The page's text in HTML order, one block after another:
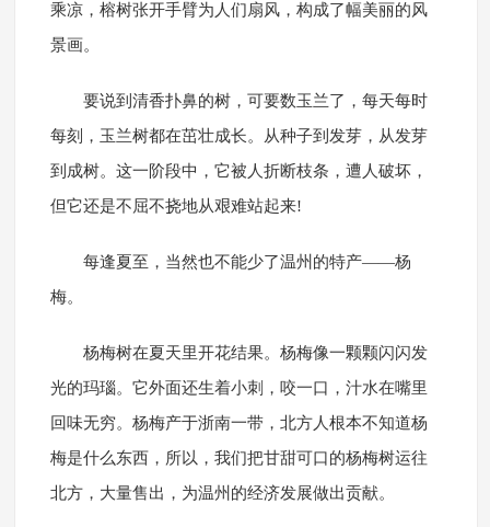
乘凉，榕树张开手臂为人们扇风，构成了幅美丽的风
景画。
要说到清香扑鼻的树，可要数玉兰了，每天每时
每刻，玉兰树都在茁壮成长。从种子到发芽，从发芽
到成树。这一阶段中，它被人折断枝条，遭人破坏，
但它还是不屈不挠地从艰难站起来!
每逢夏至，当然也不能少了温州的特产——杨
梅。
杨梅树在夏天里开花结果。杨梅像一颗颗闪闪发
光的玛瑙。它外面还生着小刺，咬一口，汁水在嘴里
回味无穷。杨梅产于浙南一带，北方人根本不知道杨
梅是什么东西，所以，我们把甘甜可口的杨梅树运往
北方，大量售出，为温州的经济发展做出贡献。